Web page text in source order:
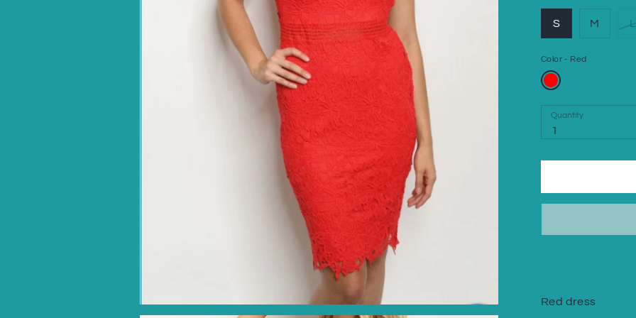
S M L
Color Red
Quantity
1
Quantity
Red dress